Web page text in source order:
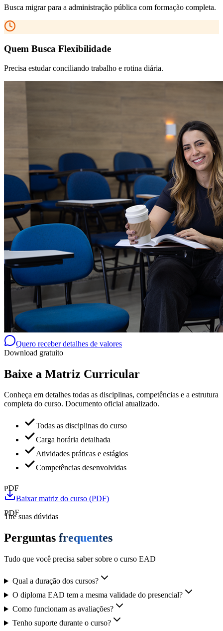
Busca migrar para a administração pública com formação completa.
Quem Busca Flexibilidade
Precisa estudar conciliando trabalho e rotina diária.
Quero receber detalhes de valores
Download gratuito
Baixe a Matriz Curricular
Conheça em detalhes todas as disciplinas, competências e a estrutura
completa do curso. Documento oficial atualizado.
Todas as disciplinas do curso
Carga horária detalhada
Atividades práticas e estágios
Competências desenvolvidas
PDF
Baixar matriz do curso (PDF)
PDF
Tire suas dúvidas
Perguntas frequentes
Tudo que você precisa saber sobre o curso EAD
Qual a duração dos cursos?
O diploma EAD tem a mesma validade do presencial?
Como funcionam as avaliações?
Tenho suporte durante o curso?